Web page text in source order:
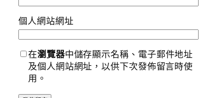
個人網站網址
在瀏覽器中儲存顯示名稱、電子郵件地址
及個人網站網址，以供下次發佈留言時使
用。